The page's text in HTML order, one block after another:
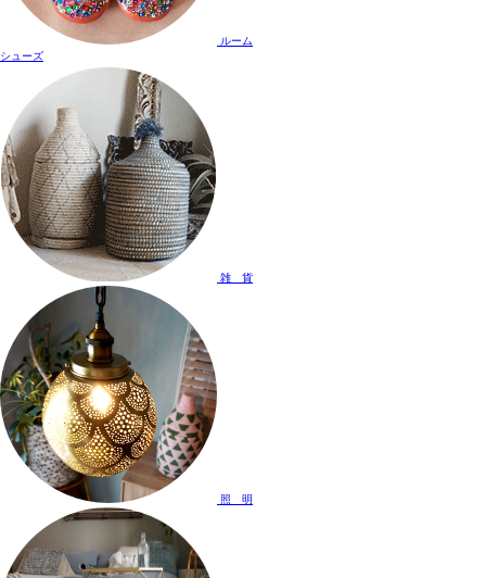
ルーム
シューズ
雑 貨
照 明